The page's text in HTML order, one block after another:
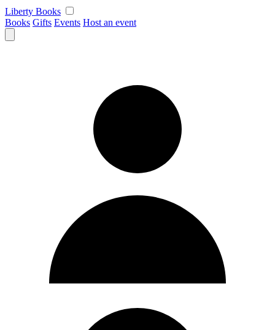
Skip
to
content
Liberty Books
Books Gifts Events Host an event